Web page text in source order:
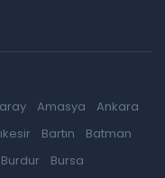
Amasya
Ankara
Bartın
Batman
Burdur Bursa